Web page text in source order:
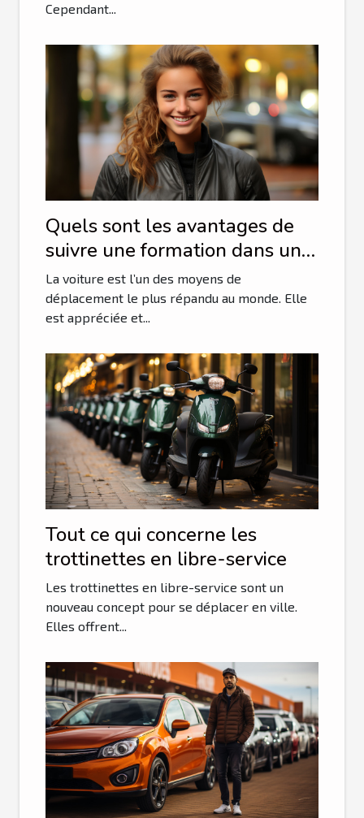
Cependant...
Quels sont les avantages de
suivre une formation dans une
auto-école en ligne ?
La voiture est l’un des moyens de
déplacement le plus répandu au monde. Elle
est appréciée et...
Tout ce qui concerne les
trottinettes en libre-service
Les trottinettes en libre-service sont un
nouveau concept pour se déplacer en ville.
Elles offrent...